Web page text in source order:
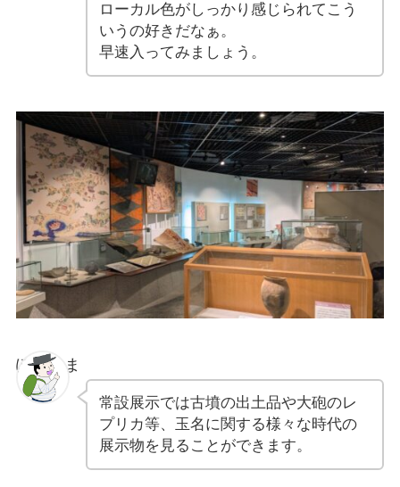
ローカル色がしっかり感じられてこう
いうの好きだなぁ。
早速入ってみましょう。
ぽちゃま
常設展示では古墳の出土品や大砲のレ
プリカ等、玉名に関する様々な時代の
展示物を見ることができます。